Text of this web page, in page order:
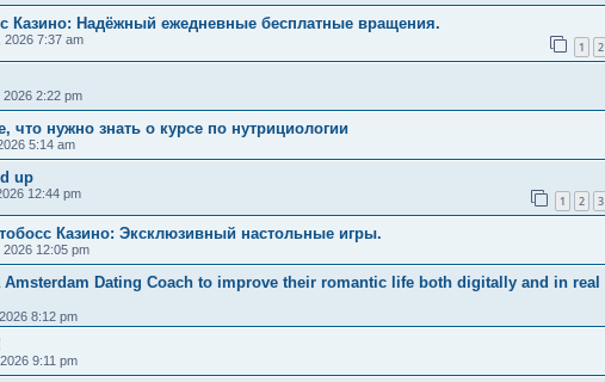
Казино: Надёжный ежедневные бесплатные вращения.
2026 7:37 am 1 2
2:22 pm
что нужно знать о курсе по нутрициологии
5:14 am
up
12:44 pm 1 2 3
Казино: Эксклюзивный настольные игры.
2026 12:05 pm
Amsterdam Dating Coach to improve their romantic life both digitally and in real
8:12 pm
9:11 pm